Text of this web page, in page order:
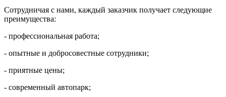
Сотрудничая с нами, каждый заказчик получает следующие
преимущества:
- профессиональная работа;
- опытные и добросовестные сотрудники;
- приятные цены;
- современный автопарк;